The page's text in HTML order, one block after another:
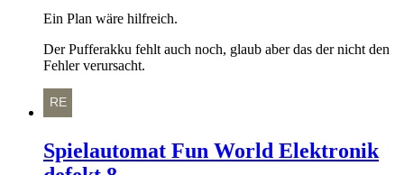
Ein Plan wäre hilfreich.
Der Pufferakku fehlt auch noch, glaub aber das der nicht den
Fehler verursacht.
Spielautomat Fun World Elektronik